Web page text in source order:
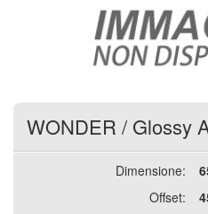
WONDER / Glossy
Dimensione:
Offset: